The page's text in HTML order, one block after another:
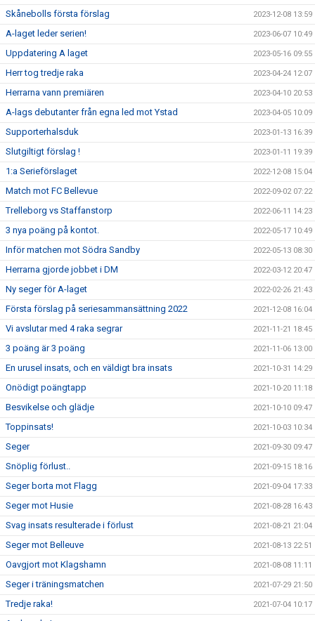
Skånebolls första förslag 2023-12-08 13:59
A-laget leder serien! 2023-06-07 10:49
Uppdatering A laget 2023-05-16 09:55
Herr tog tredje raka 2023-04-24 12:07
Herrarna vann premiären 2023-04-10 20:53
A-lags debutanter från egna led mot Ystad 2023-04-05 10:09
Supporterhalsduk 2023-01-13 16:39
Slutgiltigt förslag ! 2023-01-11 19:39
1:a Serieförslaget 2022-12-08 15:04
Match mot FC Bellevue 2022-09-02 07:22
Trelleborg vs Staffanstorp 2022-06-11 14:23
3 nya poäng på kontot. 2022-05-17 10:49
Inför matchen mot Södra Sandby 2022-05-13 08:30
Herrarna gjorde jobbet i DM 2022-03-12 20:47
Ny seger för A-laget 2022-02-26 21:43
Första förslag på seriesammansättning 2022 2021-12-08 16:04
Vi avslutar med 4 raka segrar 2021-11-21 18:45
3 poäng är 3 poäng 2021-11-06 13:00
En urusel insats, och en väldigt bra insats 2021-10-31 14:29
Onödigt poängtapp 2021-10-20 11:18
Besvikelse och glädje 2021-10-10 09:47
Toppinsats! 2021-10-03 10:34
Seger 2021-09-30 09:47
Snöplig förlust.. 2021-09-15 18:16
Seger borta mot Flagg 2021-09-04 17:33
Seger mot Husie 2021-08-28 16:43
Svag insats resulterade i förlust 2021-08-21 21:04
Seger mot Belleuve 2021-08-13 22:51
Oavgjort mot Klagshamn 2021-08-08 11:11
Seger i träningsmatchen 2021-07-29 21:50
Tredje raka! 2021-07-04 10:17